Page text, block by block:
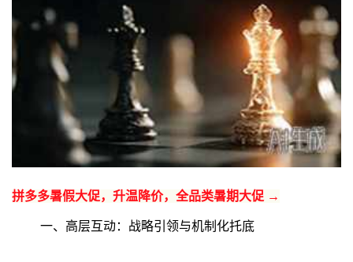
拼多多暑假大促，升温降价，全品类暑期大促 →
一、高层互动：战略引领与机制化托底